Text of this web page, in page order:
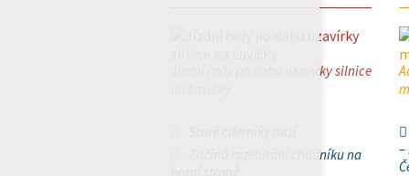
Jízdní řady po dobu uzavírky silnice
Začíná rozebírání chodníku na
–